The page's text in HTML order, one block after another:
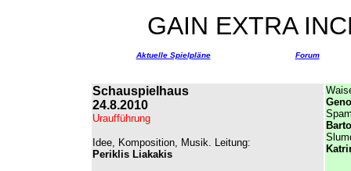
GAIN EXTRA
Aktuelle Spielpläne Forum
Schauspielhaus
24.8.2010
Uraufführung
Idee, Komposition, Musik. Leitung:
Periklis Liakakis